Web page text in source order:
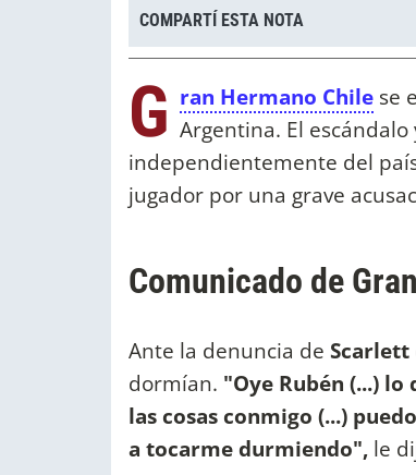
COMPARTÍ ESTA NOTA
G ran Hermano Chile se
Argentina. El
independientemente del
jugador por una grave
Comunicado de
Ante la denuncia de Scarlett
dormían. "Oye Rubén (...)
las cosas conmigo (...)
a tocarme durmiendo", le